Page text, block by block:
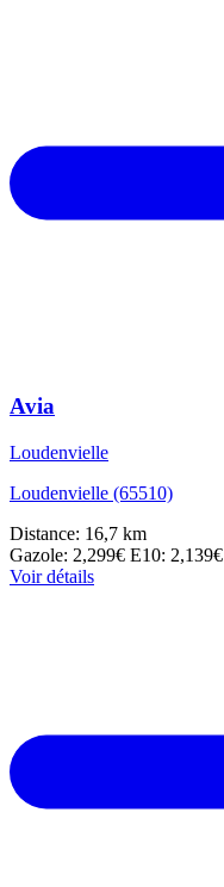
Avia
Loudenvielle
Loudenvielle (65510)
Distance: 16,7 km
Gazole: 2,299€ E10: 2,139€
Voir détails